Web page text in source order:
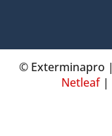
© Exterminapro |
Netleaf|